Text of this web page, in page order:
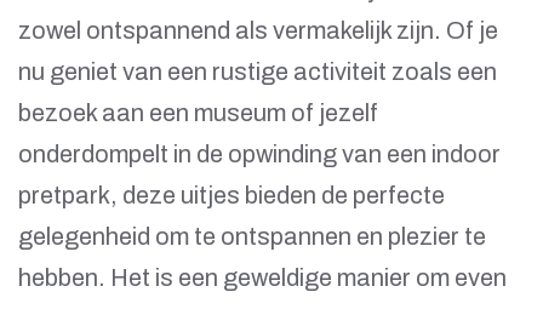
zowel ontspannend als vermakelijk zijn. Of je
nu geniet van een rustige activiteit zoals een
bezoek aan een museum of jezelf
onderdompelt in de opwinding van een indoor
pretpark, deze uitjes bieden de perfecte
gelegenheid om te ontspannen en plezier te
hebben. Het is een geweldige manier om even